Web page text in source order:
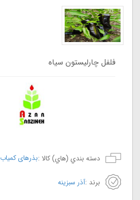
فلفل چارلیستون سیاه
دسته بندي (هاي) کالا :بذرهای کمیاب
برند :آذر سبزینه